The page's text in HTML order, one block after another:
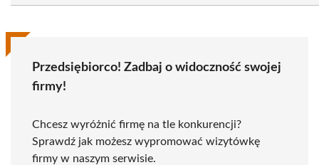
Przedsiębiorco! Zadbaj o widoczność swojej
firmy!
Chcesz wyróżnić firmę na tle konkurencji?
Sprawdź jak możesz wypromować wizytówkę
firmy w naszym serwisie.